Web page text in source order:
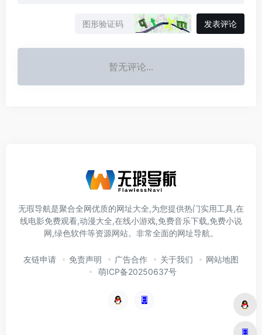
发表评论
暂无评论...
无瑕导航是聚合全网优质的网址大全,为您提供热门实用工具,在
线电影免费观看,动漫大全,在线小游戏,免费音乐下载,免费小说
网,绿色软件等资源网站。非常全面的网址导航。
友链申请 免责声明 广告合作 关于我们
网站地图
萌ICP备20250637号